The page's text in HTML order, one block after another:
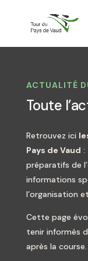
ACTUALITÉ
Toute
Retrouvez ici
Pays de Vaud :
préparatifs de
informations
l’organisation
Cette page
tenir informés
après la course.